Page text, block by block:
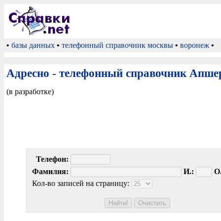
• базы данных • телефонный справочник москвы • воронеж •
Адресно - телефонный справочник
(в разработке)
Телефон:
Фамилия:
И.:
Кол-во записей на страницу: